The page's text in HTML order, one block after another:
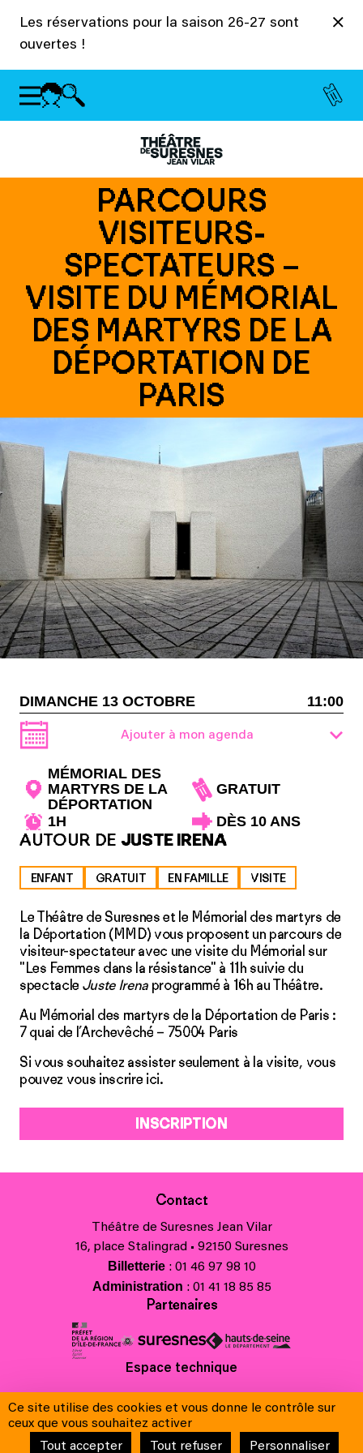
Les réservations pour la saison 26-27 sont
ouvertes !
PARCOURS
VISITEURS-
SPECTATEURS –
VISITE DU MÉMORIAL
DES MARTYRS DE LA
DÉPORTATION DE
PARIS
DIMANCHE 13 OCTOBRE 11:00
Ajouter à mon agenda
MÉMORIAL DES
MARTYRS DE LA
DÉPORTATION
GRATUIT
1H
DÈS 10 ANS
AUTOUR DE JUSTE IRENA
ENFANT GRATUIT EN FAMILLE VISITE
Le Théâtre de Suresnes et le Mémorial des martyrs de
la Déportation (MMD) vous pro­posent un parcours de
visiteur-spectateur avec une visite du Mémorial sur
"Les Femmes dans la résistance" à 11h suivie du
spectacle Juste Irena programmé à 16h au Théâtre.
Au Mémorial des martyrs de la Déportation de Paris :
7 quai de l’Archevêché – 75004 Paris
Si vous souhaitez assister seulement à la visite, vous
pouvez vous inscrire ici.
INSCRIPTION
Contact
Théâtre de Suresnes Jean Vilar
16, place Stalingrad • 92150 Suresnes
Billetterie: 01 46 97 98 10
Administration : 01 41 18 85 85
Partenaires
Espace technique
Contacts
Crédits
Ce site utilise des cookies et vous donne le contrôle sur
ceux que vous souhaitez activer
Tout accepter
Tout refuser Personnaliser